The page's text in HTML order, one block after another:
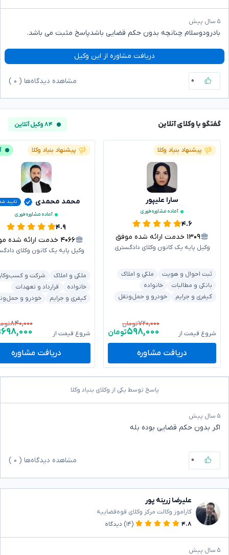
۵ سال پیش
بادرودوسلام چنانچه بدون حکم قضایی باشدپاسخ مثبت می باشد.
دریافت مشاوره از این وکیل
۰ مشاهده دیدگاه‌ها ( ۰
گفتگو با وکلای آنلاین ۸۴ وکیل آنلاین
پیشنهاد بنیاد وکلا
سارا علیپور
آماده مشاوره فوری
۴.۶
۱۳۰۹ خدمت ارائه شده موفق
وکیل پایه یک کانون وکلای دادگستری
ثبت احوال و هویت
ملکی و املاک
بانکی و مطالبات
خانواده
کیفری و جرایم
خودرو و حمل‌ونقل
شروع قیمت از
۷۲۰,۰۰۰تومان
۵۹۸,۰۰۰تومان
دریافت مشاوره
پیشنهاد بنیاد وکلا
محمد محمدی
تایید
آماده مشاوره فوری
۴.۹
۴۰۶۶ خدمت ارائه شده موفق
وکیل پایه یک کانون وکلای
ملکی و املاک
شرکت و
خانواده
قرارداد و تعهدات
کیفری و جرایم
خودرو و
شروع قیمت از
۸۴۰,۰۰۰
۶۹۸,۰۰۰
دریافت مشاوره
پاسخ توسط یکی از وکلای بنیاد وکلا
۵ سال پیش
اگر بدون حکم قضایی بوده بله
۰ مشاهده دیدگاه‌ها ( ۰
علیرضا زرینه پور
کاراموز وکالت مرکز وکلای قوه‌قضاییه
۴.۸
(۱۴) دیدگاه
۵ سال پیش